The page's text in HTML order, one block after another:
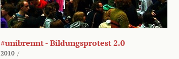
#unibrennt - Bildungsprotest 2.0
2010 /